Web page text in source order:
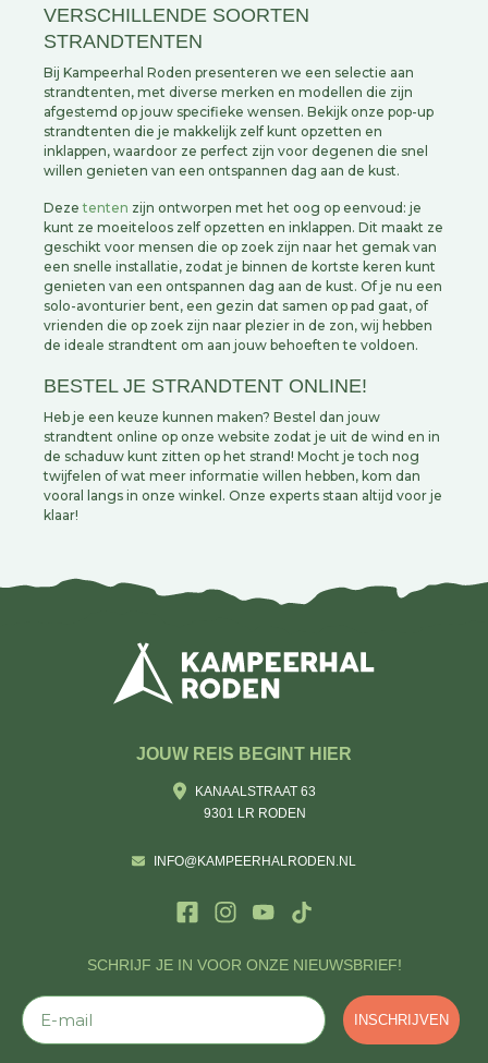
VERSCHILLENDE SOORTEN
STRANDTENTEN
Bij Kampeerhal Roden presenteren we een selectie aan
strandtenten, met diverse merken en modellen die zijn
afgestemd op jouw specifieke wensen. Bekijk onze pop-up
strandtenten die je makkelijk zelf kunt opzetten en
inklappen, waardoor ze perfect zijn voor degenen die snel
willen genieten van een ontspannen dag aan de kust.
Dezetenten zijn ontworpen met het oog op eenvoud: je
kunt ze moeiteloos zelf opzetten en inklappen. Dit maakt ze
geschikt voor mensen die op zoek zijn naar het gemak van
een snelle installatie, zodat je binnen de kortste keren kunt
genieten van een ontspannen dag aan de kust. Of je nu een
solo-avonturier bent, een gezin dat samen op pad gaat, of
vrienden die op zoek zijn naar plezier in de zon, wij hebben
de ideale strandtent om aan jouw behoeften te voldoen.
BESTEL JE STRANDTENT ONLINE!
Heb je een keuze kunnen maken? Bestel dan jouw
strandtent online op onze website zodat je uit de wind en in
de schaduw kunt zitten op het strand! Mocht je toch nog
twijfelen of wat meer informatie willen hebben, kom dan
vooral langs in onze winkel. Onze experts staan altijd voor je
klaar!
SCHRIJF JE IN VOOR ONZE NIEUWSBRIEF!
E-mail
INSCHRIJVEN
JOUW REIS BEGINT HIER
KANAALSTRAAT 63
9301 LR RODEN
INFO@KAMPEERHALRODEN.NL